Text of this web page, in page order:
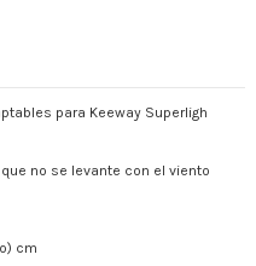
para Keeway Superligh
no se levante con el viento
cm